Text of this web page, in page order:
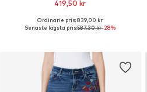
419,50 kr
Ordinarie pris: 839,00 kr
Senaste lägsta pris:587,30 kr-28%